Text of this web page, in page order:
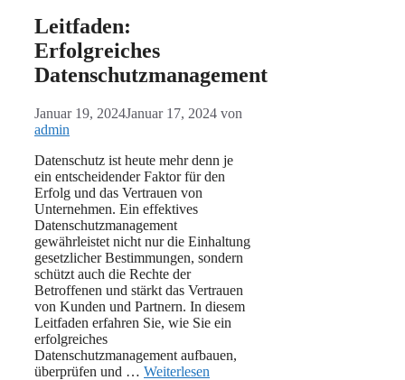
Leitfaden:
Erfolgreiches
Datenschutzmanagement
Januar 19, 2024Januar 17, 2024 von
admin
Datenschutz ist heute mehr denn je
ein entscheidender Faktor für den
Erfolg und das Vertrauen von
Unternehmen. Ein effektives
Datenschutzmanagement
gewährleistet nicht nur die Einhaltung
gesetzlicher Bestimmungen, sondern
schützt auch die Rechte der
Betroffenen und stärkt das Vertrauen
von Kunden und Partnern. In diesem
Leitfaden erfahren Sie, wie Sie ein
erfolgreiches
Datenschutzmanagement aufbauen,
überprüfen und … Weiterlesen